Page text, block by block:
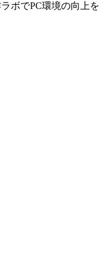
ボでPC環境の向上を